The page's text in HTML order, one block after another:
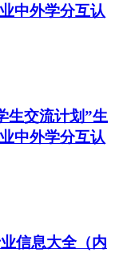
中外学分互认
生交流计划”生
中外学分互认
信息大全（内